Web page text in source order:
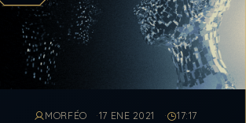
MORFÉO 17 ENE 2021 17:17